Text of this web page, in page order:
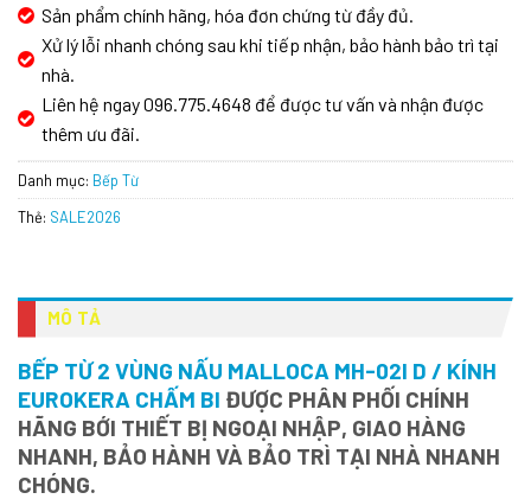
Sản phẩm chính hãng, hóa đơn chứng từ đầy đủ.
Xử lý lỗi nhanh chóng sau khi tiếp nhận, bảo hành bảo trì tại
nhà.
Liên hệ ngay 096.775.4648 để được tư vấn và nhận được
thêm ưu đãi.
Danh mục: Bếp Từ
Thẻ: SALE2026
MÔ TẢ
BẾP TỪ 2 VÙNG NẤU MALLOCA MH-02I D / KÍNH
EUROKERA CHẤM BI ĐƯỢC PHÂN PHỐI CHÍNH
HÃNG BỚI THIẾT BỊ NGOẠI NHẬP, GIAO HÀNG
NHANH, BẢO HÀNH VÀ BẢO TRÌ TẠI NHÀ NHANH
CHÓNG.